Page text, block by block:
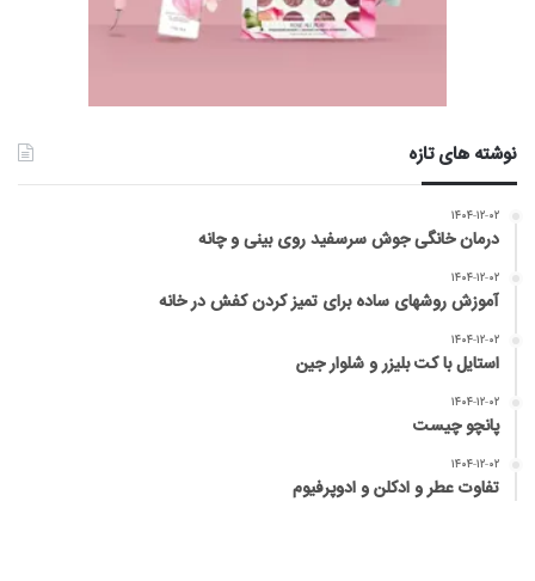
نوشته های تازه
۱۴۰۴-۱۲-۰۲
درمان خانگی جوش سرسفید روی بینی و چانه
۱۴۰۴-۱۲-۰۲
آموزش روشهای ساده برای تمیز کردن کفش در خانه
۱۴۰۴-۱۲-۰۲
استایل با کت بلیزر و شلوار جین
۱۴۰۴-۱۲-۰۲
پانچو چیست
۱۴۰۴-۱۲-۰۲
تفاوت عطر و ادکلن و ادوپرفیوم